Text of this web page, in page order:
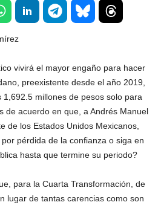
vivirá el mayor engaño para hacer
preexistente desde el año 2019,
millones de pesos solo para
de acuerdo en que, a Andrés Manuel
de los Estados Unidos Mexicanos,
pérdida de la confianza o siga en
hasta que termine su periodo?
para la Cuarta Transformación, de
lugar de tantas carencias como son